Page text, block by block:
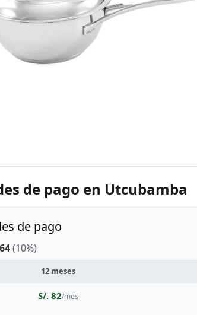
de pago en Utcubamba
de pago
(10%)
12 meses
S/. 82/mes